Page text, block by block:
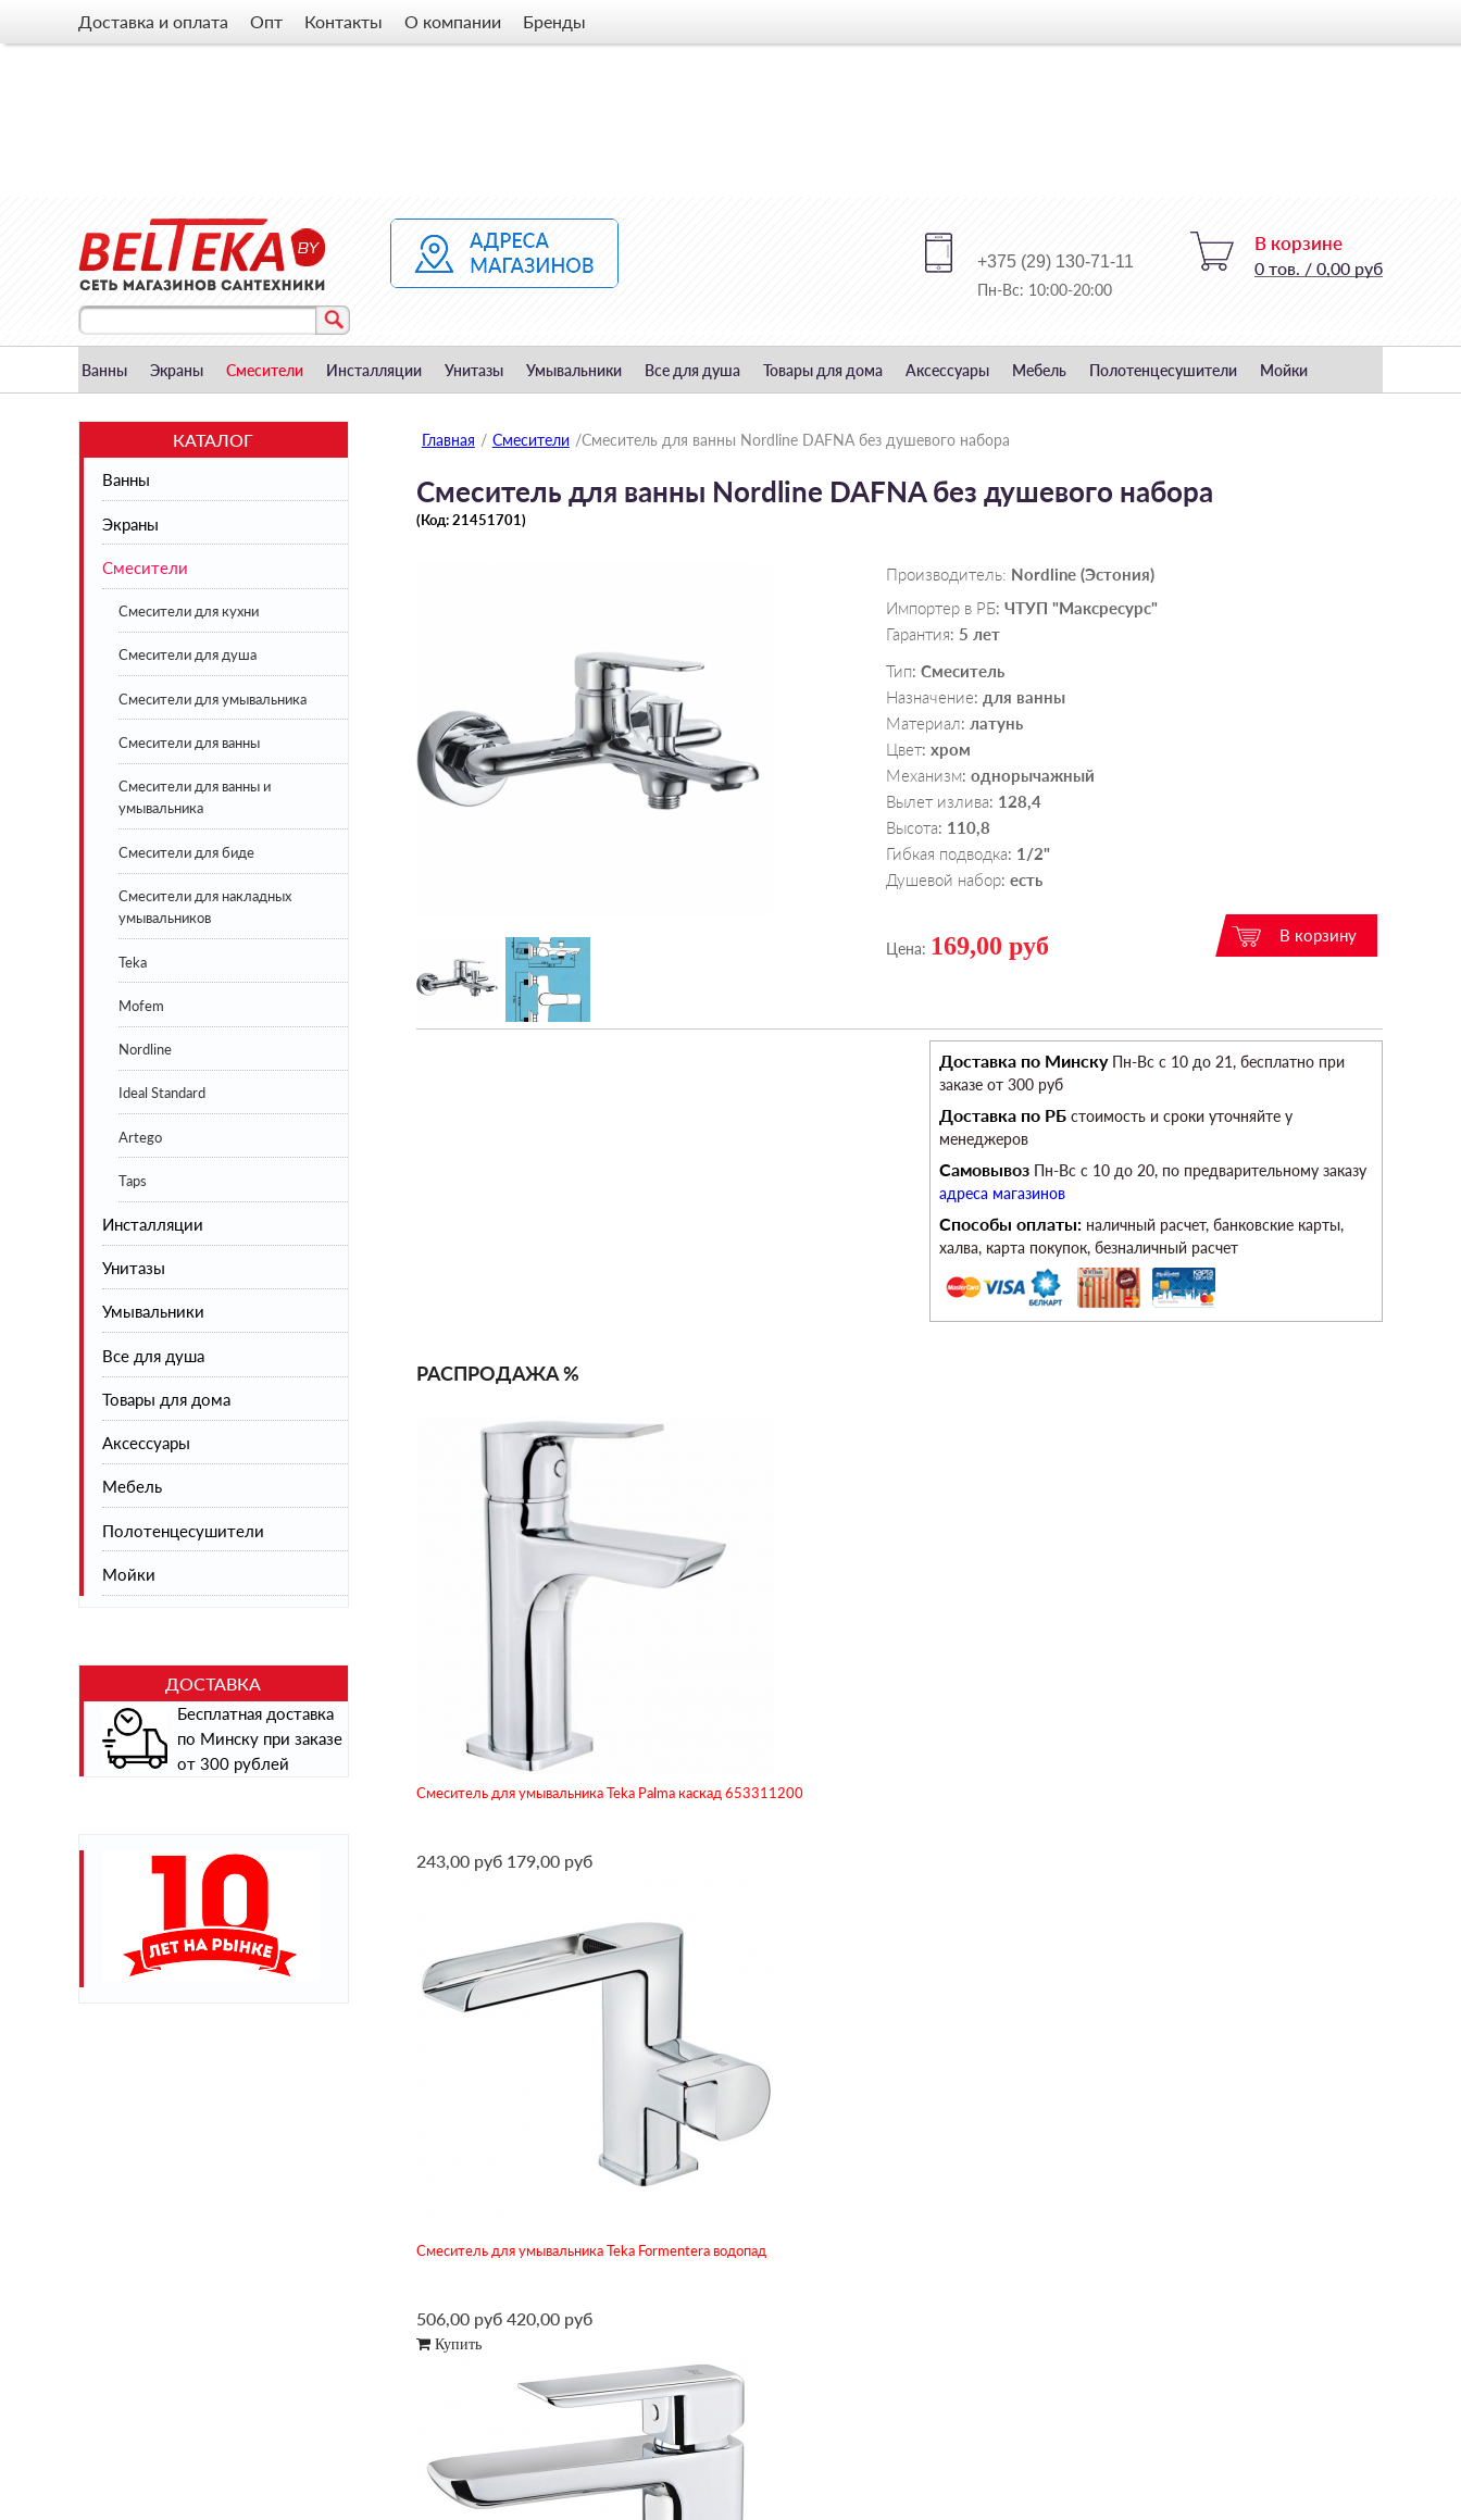
Доставка и оплата Опт Контакты О компании Бренды
В корзине
0 тов. / 0,00 руб
+375 (29) 130-71-11
Пн-Вс: 10:00-20:00
Ванны Экраны Смесители Инсталляции Унитазы Умывальники Все для душа Товары для дома Аксессуары Мебель Полотенцесушители Мойки
Главная / Смесители /Смеситель для ванны Nordline DAFNA без душевого набора
Смеситель для ванны Nordline DAFNA без душевого набора
(Код:21451701)
Производитель: Nordline (Эстония)
Импортер в РБ: ЧТУП "Максресурс"
Гарантия: 5 лет
Тип: Смеситель
Назначение: для ванны
Материал: латунь
Цвет: хром
Механизм: однорычажный
Вылет излива: 128,4
Высота: 110,8
Гибкая подводка: 1/2"
Душевой набор: есть
Цена: 169,00 руб
Доставка по МинскуПн-Вс c 10 до 21, бесплатно при
заказе от 300 руб
Доставка по РБ стоимость и сроки уточняйте у
менеджеров
Самовывоз Пн-Вс c 10 до 20, по предварительному заказу
адреса магазинов
Способы оплаты: наличный расчет, банковские карты,
халва, карта покупок, безналичный расчет
РАСПРОДАЖА %
Смеситель для умывальника Teka Palma каскад 653311200
243,00 руб 179,00 руб
Смеситель для умывальника Teka Formentera водопад
506,00 руб 420,00 руб
Купить
КАТАЛОГ
Ванны
Акриловые
Стальные
Чугунные
Искусственный камень
BLB
Lavinia Boho
Экраны
Экраны под ванну белые
Экраны под ванну цветные
Смесители
Смесители для кухни
Смесители для душа
Смесители для умывальника
Смесители для ванны
Смесители для ванны и
умывальника
Смесители для биде
Смесители для накладных
умывальников
Teka
Mofem
Nordline
Ideal Standard
Artego
Taps
Инсталляции
Унитазы
Напольные
Подвесные
Инсталляции
Умывальники
Все для душа
Душевая коллекция
Шторы на ванну
Душевые трапы (лотки)
Товары для дома
Сушилки для белья
Гладильные доски
Этажерки и банкетки для обуви
Аксессуары
Аксессуары для ванной
Аксессуары для кухни
Мебель
Тумбы под умывальник, шкафы
Зеркала
Полотенцесушители
Мойки
Максресурс
Мойки из искусственного камня
ДОСТАВКА
Бесплатная доставка
по Минску при заказе
от 300 рублей